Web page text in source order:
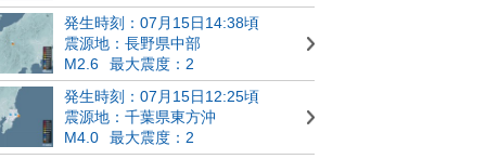
発生時刻：07月15日14:38頃
震源地：長野県中部
M2.6
最大震度：2
発生時刻：07月15日12:25頃
震源地：千葉県東方沖
M4.0
最大震度：2